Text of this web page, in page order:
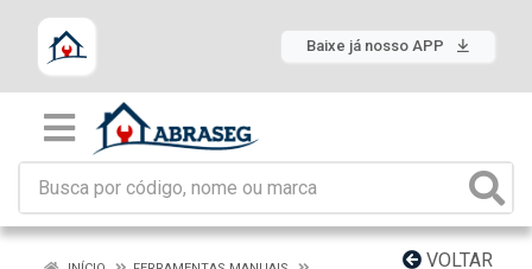
Baixe já nosso APP
VOLTAR